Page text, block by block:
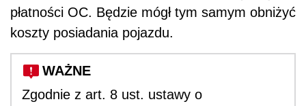
płatności OC. Będzie mógł tym samym obniżyć
koszty posiadania pojazdu.
WAŻNE
Zgodnie z art. 8 ust. ustawy o